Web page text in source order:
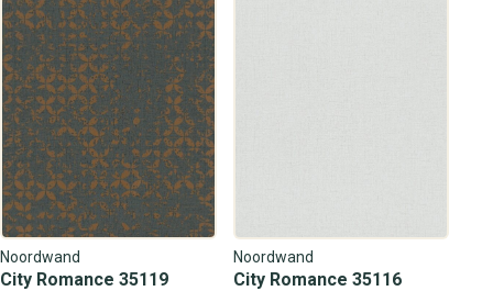
Noordwand
City Romance 35119
Noordwand
City Romance 35116